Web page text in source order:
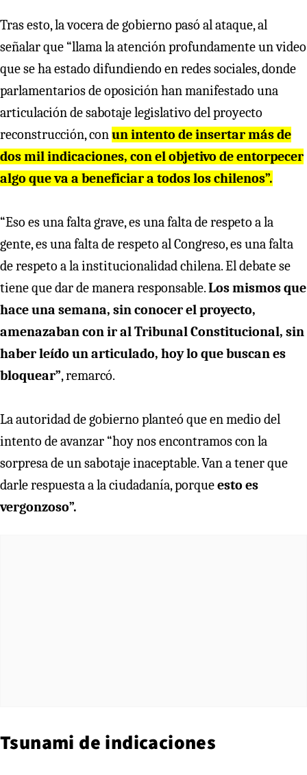
Tras esto, la vocera de gobierno pasó al ataque, al
señalar que “llama la atención profundamente un video
que se ha estado difundiendo en redes sociales, donde
parlamentarios de oposición han manifestado una
articulación de sabotaje legislativo del proyecto
reconstrucción, conun intento de insertar más de
dos mil indicaciones, con el objetivo de entorpecer
algo que va a beneficiar a todos los chilenos”.
“Eso es una falta grave, es una falta de respeto a la
gente, es una falta de respeto al Congreso, es una falta
de respeto a la institucionalidad chilena. El debate se
tiene que dar de manera responsable.Los mismos que
hace una semana, sin conocer el proyecto,
amenazaban con ir al Tribunal Constitucional, sin
haber leído un articulado, hoy lo que buscan es
bloquear”, remarcó.
La autoridad de gobierno planteó que en medio del
intento de avanzar “hoy nos encontramos con la
sorpresa de un sabotaje inaceptable. Van a tener que
darle respuesta a la ciudadanía, porqueesto es
vergonzoso”.
Tsunami de indicaciones